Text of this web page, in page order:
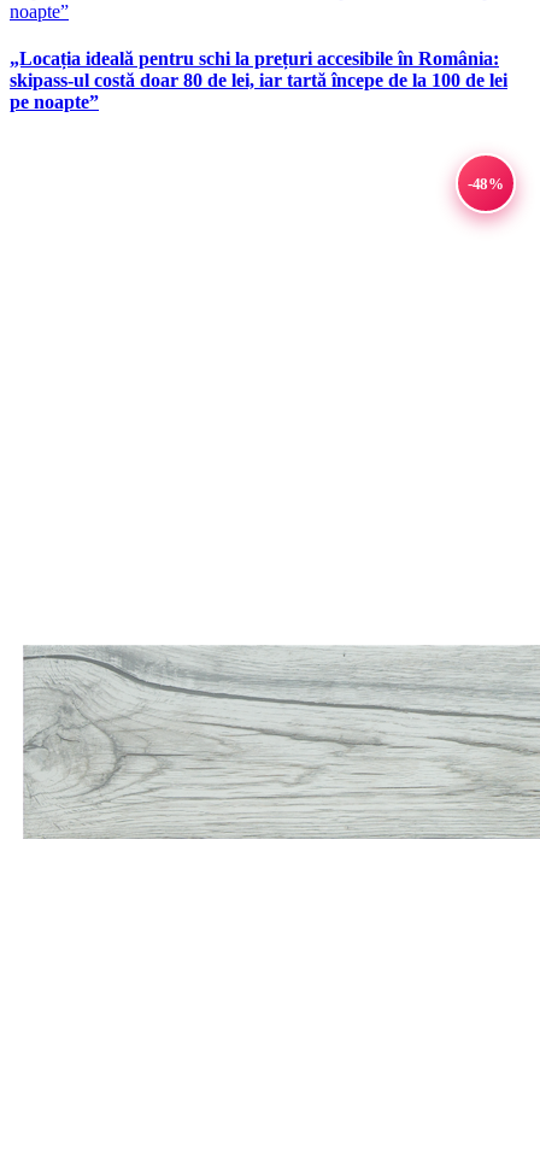
„Locația ideală pentru schi la prețuri accesibile în România:
skipass-ul costă doar 80 de lei, iar tartă începe de la 100 de lei
pe noapte”
-48%